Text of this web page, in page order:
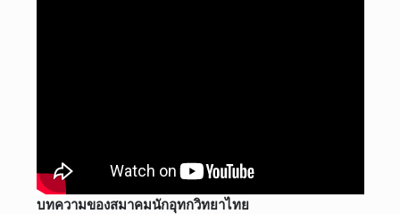
บทความของสมาคมนักอุทกวิทยาไทย